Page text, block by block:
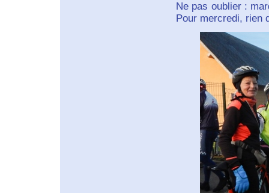
Ne pas oublier :
Pour mercredi, rien